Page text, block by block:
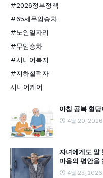
#2026정부정책
#65세무임승차
#노인일자리
#무임승차
#시니어복지
#지하철적자
시니어케어
아침 공복 혈
4월 20, 2026
자녀에게도 말
마음의 평안을
4월 23, 2026